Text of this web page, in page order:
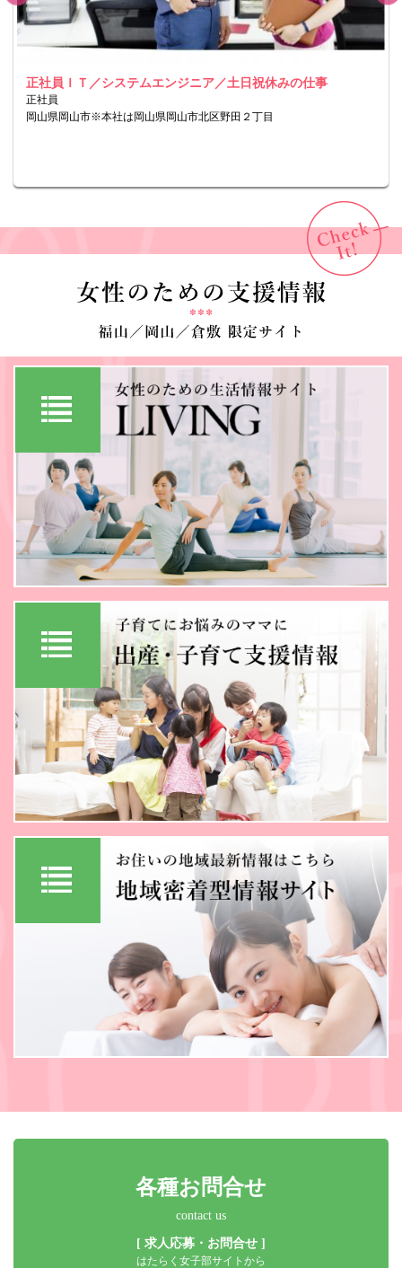
正社員ＩＴ／システムエンジニア／土日祝休みの仕事
正社員
岡山県岡山市※本社は岡山県岡山市北区野田２丁目
各種お問合せ
contact us
[ 求人応募・お問合せ ]
はたらく女子部サイトから